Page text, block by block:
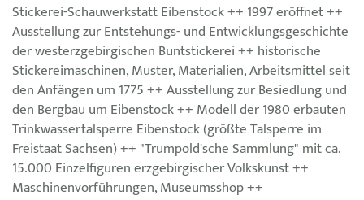
Stickerei-Schauwerkstatt Eibenstock ++ 1997 eröffnet ++
Ausstellung zur Entstehungs- und Entwicklungsgeschichte
der westerzgebirgischen Buntstickerei ++ historische
Stickereimaschinen, Muster, Materialien, Arbeitsmittel seit
den Anfängen um 1775 ++ Ausstellung zur Besiedlung und
den Bergbau um Eibenstock ++ Modell der 1980 erbauten
Trinkwassertalsperre Eibenstock (größte Talsperre im
Freistaat Sachsen) ++ "Trumpold'sche Sammlung" mit ca.
15.000 Einzelfiguren erzgebirgischer Volkskunst ++
Maschinenvorführungen, Museumsshop ++